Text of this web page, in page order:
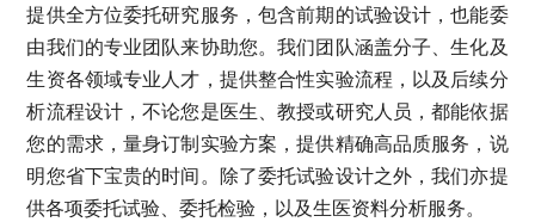
提供全方位委托研究服务，包含前期的试验设计，也能委
由我们的专业团队来协助您。我们团队涵盖分子、生化及
生资各领域专业人才，提供整合性实验流程，以及后续分
析流程设计，不论您是医生、教授或研究人员，都能依据
您的需求，量身订制实验方案，提供精确高品质服务，说
明您省下宝贵的时间。除了委托试验设计之外，我们亦提
供各项委托试验、委托检验，以及生医资料分析服务。